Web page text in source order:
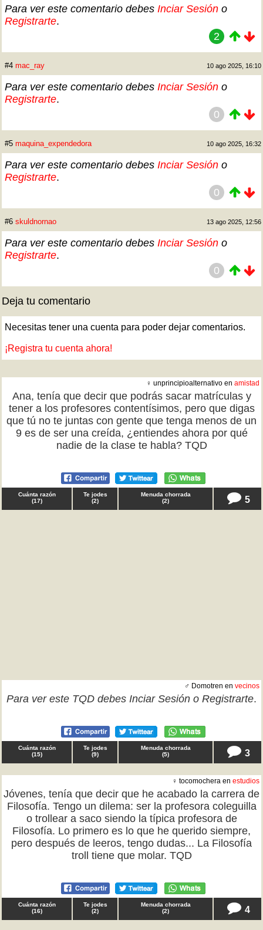
Para ver este comentario debes Inciar Sesión o
Registrarte.
2
#4 mac_ray 10 ago 2025, 16:10
Para ver este comentario debes Inciar Sesión o
Registrarte.
0
#5 maquina_expendedora 10 ago 2025, 16:32
Para ver este comentario debes Inciar Sesión o
Registrarte.
0
#6 skuldnornao 13 ago 2025, 12:56
Para ver este comentario debes Inciar Sesión o
Registrarte.
0
Deja tu comentario
Necesitas tener una cuenta para poder dejar comentarios.
¡Registra tu cuenta ahora!
♀ unprincipioalternativo en amistad
Ana, tenía que decir que podrás sacar matrículas y
tener a los profesores contentísimos, pero que digas
que tú no te juntas con gente que tenga menos de un
9 es de ser una creída, ¿entiendes ahora por qué
nadie de la clase te habla? TQD
Cuánta razón
(17)
Te jodes
(2)
Menuda chorrada
(2) 5
♂ Domotren en vecinos
Para ver este TQD debes Inciar Sesión o Registrarte.
Cuánta razón
(15)
Te jodes
(9)
Menuda chorrada
(5) 3
♀ tocomochera en estudios
Jóvenes, tenía que decir que he acabado la carrera de
Filosofía. Tengo un dilema: ser la profesora coleguilla
o trollear a saco siendo la típica profesora de
Filosofía. Lo primero es lo que he querido siempre,
pero después de leeros, tengo dudas... La Filosofía
troll tiene que molar. TQD
Cuánta razón
(16)
Te jodes
(2)
Menuda chorrada
(2) 4